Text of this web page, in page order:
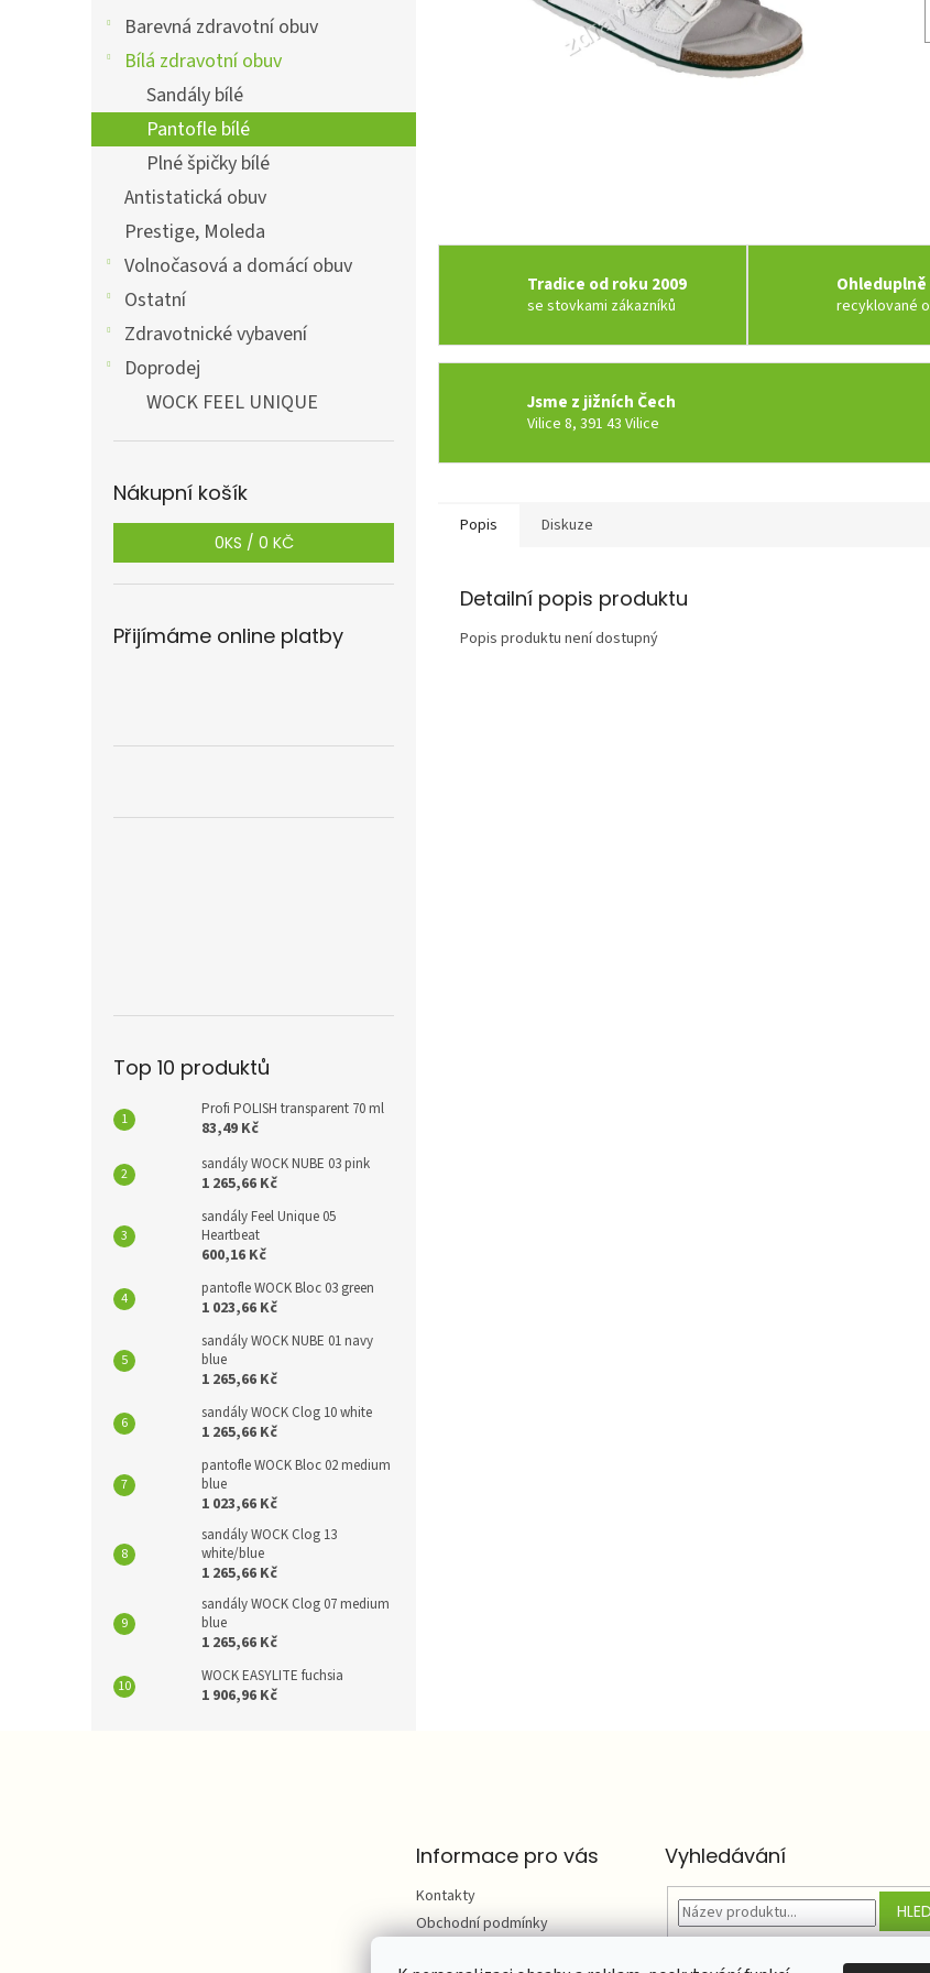
Barevná zdravotní obuv
Bílá zdravotní obuv
Sandály bílé
Pantofle bílé
Plné špičky bílé
Antistatická obuv
Prestige, Moleda
Volnočasová a domácí obuv
Ostatní
Zdravotnické vybavení
Doprodej
WOCK FEEL UNIQUE
Nákupní košík
0KS / 0 KČ
Přijímáme online platby
Top 10 produktů
Profi POLISH transparent 70 ml
83,49 Kč
sandály WOCK NUBE 03 pink
1 265,66 Kč
sandály Feel Unique 05
Heartbeat
600,16 Kč
pantofle WOCK Bloc 03 green
1 023,66 Kč
sandály WOCK NUBE 01 navy
blue
1 265,66 Kč
sandály WOCK Clog 10 white
1 265,66 Kč
pantofle WOCK Bloc 02 medium
blue
1 023,66 Kč
sandály WOCK Clog 13
white/blue
1 265,66 Kč
sandály WOCK Clog 07 medium
blue
1 265,66 Kč
WOCK EASYLITE fuchsia
1 906,96 Kč
Tradice od roku 2009
se stovkami zákazníků recyklované
Jsme z jižních Čech
Vilice 8, 391 43 Vilice
Popis Diskuze
Detailní popis produktu
Popis produktu není dostupný
Informace pro vás
Kontakty
Obchodní podmínky
Vyhledávání